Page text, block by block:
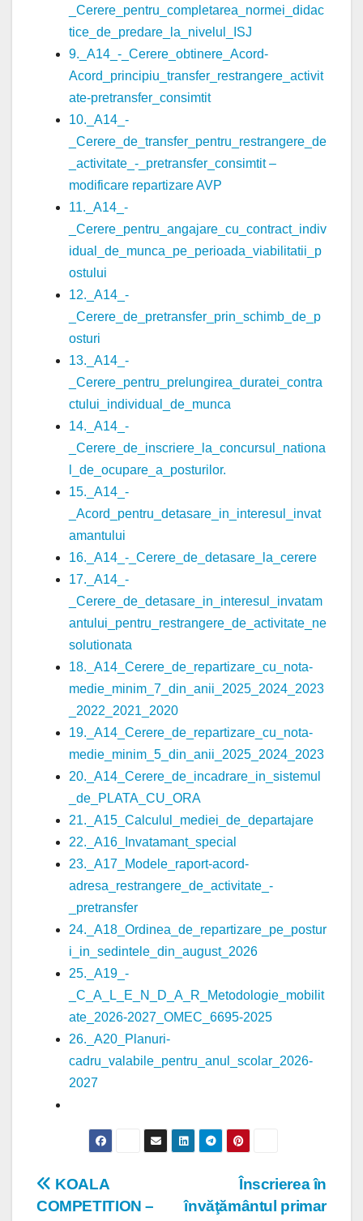
_Cerere_pentru_completarea_normei_didac
tice_de_predare_la_nivelul_ISJ
9._A14_-_Cerere_obtinere_Acord-
Acord_principiu_transfer_restrangere_activit
ate-pretransfer_consimtit
10._A14_-
_Cerere_de_transfer_pentru_restrangere_de
_activitate_-_pretransfer_consimtit –
modificare repartizare AVP
11._A14_-
_Cerere_pentru_angajare_cu_contract_indiv
idual_de_munca_pe_perioada_viabilitatii_p
ostului
12._A14_-
_Cerere_de_pretransfer_prin_schimb_de_p
osturi
13._A14_-
_Cerere_pentru_prelungirea_duratei_contra
ctului_individual_de_munca
14._A14_-
_Cerere_de_inscriere_la_concursul_nationa
l_de_ocupare_a_posturilor.
15._A14_-
_Acord_pentru_detasare_in_interesul_invat
amantului
16._A14_-_Cerere_de_detasare_la_cerere
17._A14_-
_Cerere_de_detasare_in_interesul_invatam
antului_pentru_restrangere_de_activitate_ne
solutionata
18._A14_Cerere_de_repartizare_cu_nota-
medie_minim_7_din_anii_2025_2024_2023
_2022_2021_2020
19._A14_Cerere_de_repartizare_cu_nota-
medie_minim_5_din_anii_2025_2024_2023
20._A14_Cerere_de_incadrare_in_sistemul
_de_PLATA_CU_ORA
21._A15_Calculul_mediei_de_departajare
22._A16_Invatamant_special
23._A17_Modele_raport-acord-
adresa_restrangere_de_activitate_-
_pretransfer
24._A18_Ordinea_de_repartizare_pe_postur
i_in_sedintele_din_august_2026
25._A19_-
_C_A_L_E_N_D_A_R_Metodologie_mobilit
ate_2026-2027_OMEC_6695-2025
26._A20_Planuri-
cadru_valabile_pentru_anul_scolar_2026-
2027
Navigare
Înscrierea în
învăţământul primar
KOALA
COMPETITION –